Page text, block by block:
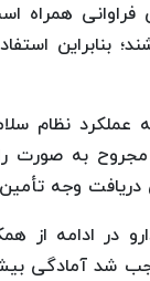
فراوانی
بنابراین
عملکرد نظام
از ۴۰ هزار
دریافت وجه
در ادامه از
۱۲ روزه موجب شد